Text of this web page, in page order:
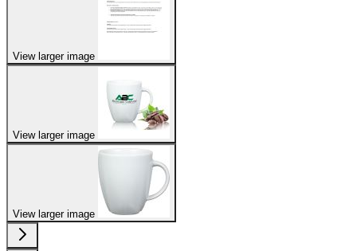
View larger image
View larger image
View larger image